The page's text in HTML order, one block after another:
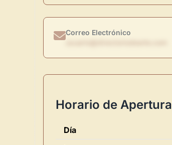
Correo Electrónico
Horario de Apertura
Día